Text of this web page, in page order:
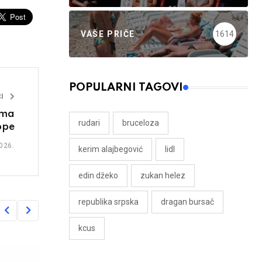
VAŠE PRIČE 1614
POPULARNI TAGOVI
rudari bruceloza
kerim alajbegović lidl
edin džeko zukan helez
republika srpska dragan bursač
kcus